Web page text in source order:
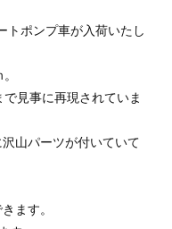
トポンプ車が入荷いたし
見事に再現されていま
山パーツが付いていて
ます。